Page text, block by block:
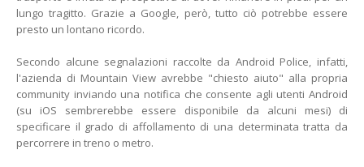
lungo tragitto. Grazie a Google, però, tutto ciò potrebbe essere
presto un lontano ricordo.
Secondo alcune segnalazioni raccolte da Android Police, infatti,
l'azienda di Mountain View avrebbe "chiesto aiuto" alla propria
community inviando una notifica che consente agli utenti Android
(su iOS sembrerebbe essere disponibile da alcuni mesi) di
specificare il grado di affollamento di una determinata tratta da
percorrere in treno o metro.